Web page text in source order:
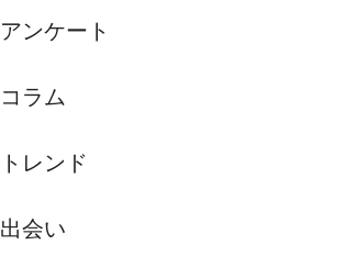
アンケート
コラム
トレンド
出会い